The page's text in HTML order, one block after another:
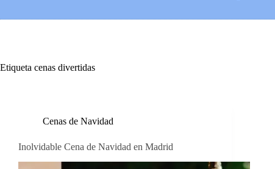
Etiqueta cenas divertidas
Cenas de Navidad
Inolvidable Cena de Navidad en Madrid